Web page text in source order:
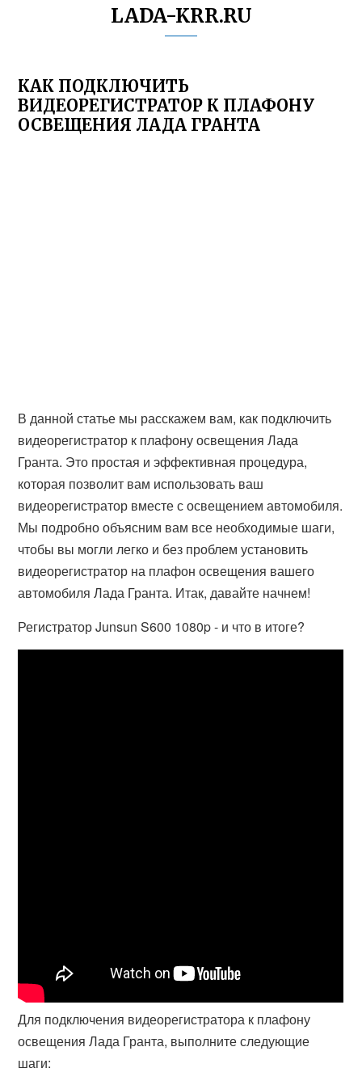
LADA-KRR.RU
КАК ПОДКЛЮЧИТЬ
ВИДЕОРЕГИСТРАТОР К ПЛАФОНУ
ОСВЕЩЕНИЯ ЛАДА ГРАНТА
В данной статье мы расскажем вам, как подключить
видеорегистратор к плафону освещения Лада
Гранта. Это простая и эффективная процедура,
которая позволит вам использовать ваш
видеорегистратор вместе с освещением автомобиля.
Мы подробно объясним вам все необходимые шаги,
чтобы вы могли легко и без проблем установить
видеорегистратор на плафон освещения вашего
автомобиля Лада Гранта. Итак, давайте начнем!
Регистратор Junsun S600 1080p - и что в итоге?
Для подключения видеорегистратора к плафону
освещения Лада Гранта, выполните следующие
шаги: